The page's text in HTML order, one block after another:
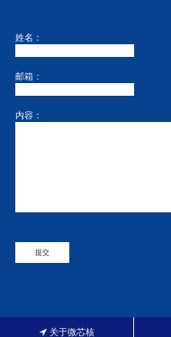
姓名：
邮箱：
内容：
提交
关于微芯核